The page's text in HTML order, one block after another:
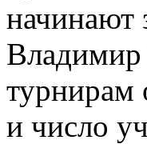
начинают
турнирам
и число